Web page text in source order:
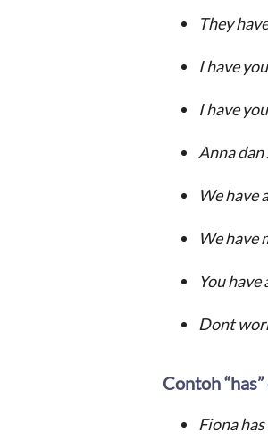
They
I have
I have
Anna dan
We have
We have
You
Dont
Contoh
Fiona